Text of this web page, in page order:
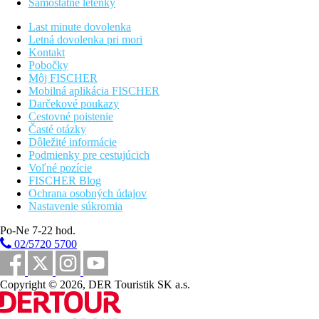
Vzdialenosť od najbližšieho letiska
Pláž
Plážová dovolenka
bazény
Ležadlá a slnečníky pri bazéne zadarmo
Fotogaléria
Last minute dovolenka
Letná dovolenka pri mori
Kontakt
Pobočky
Môj FISCHER
Mobilná aplikácia FISCHER
Darčekové poukazy
Cestovné poistenie
Časté otázky
Dôležité informácie
Podmienky pre cestujúcich
Voľné pozície
FISCHER Blog
Ochrana osobných údajov
Nastavenie súkromia
Po-Ne 7-22 hod.
02/5720 5700
Copyright © 2026, DER Touristik SK a.s.